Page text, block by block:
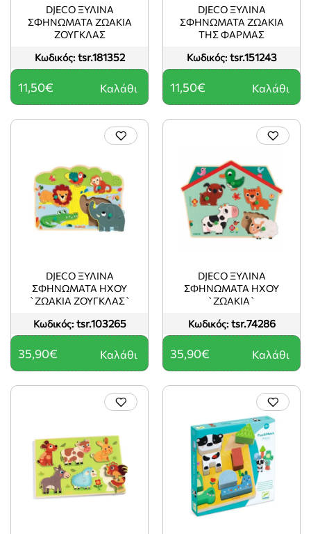
Κωδικός: tsr.181352
DJECO ΞΎΛΙΝΑ
ΣΦΗΝΏΜΑΤΑ ΖΩΆΚΙΑ
ΖΟΎΓΚΛΑΣ
11,50€ Καλάθι
Κωδικός: tsr.151243
DJECO ΞΎΛΙΝΑ
ΣΦΗΝΏΜΑΤΑ ΖΩΆΚΙΑ
ΤΗΣ ΦΆΡΜΑΣ
11,50€ Καλάθι
Κωδικός: tsr.103265
DJECO ΞΎΛΙΝΑ
ΣΦΗΝΏΜΑΤΑ ΉΧΟΥ
`ΖΩΆΚΙΑ ΖΟΎΓΚΛΑΣ`
35,90€ Καλάθι
Κωδικός: tsr.74286
DJECO ΞΎΛΙΝΑ
ΣΦΗΝΏΜΑΤΑ ΉΧΟΥ
`ΖΩΆΚΙΑ`
35,90€ Καλάθι